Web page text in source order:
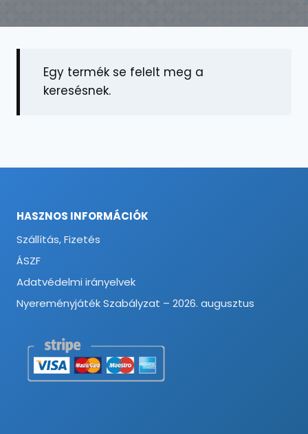
Egy termék se felelt meg a
keresésnek.
HASZNOS INFORMÁCIÓK
Szállítás, Fizetés
ÁSZF
Adatvédelmi irányelvek
Nyereményjáték Szabályzat – 2026. augusztus